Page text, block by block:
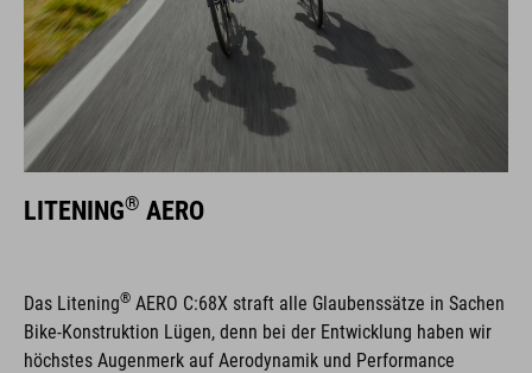
LITENING® AERO
Das Litening® AERO C:68X straft alle Glaubenssätze in Sachen
Bike-Konstruktion Lügen, denn bei der Entwicklung haben wir
höchstes Augenmerk auf Aerodynamik und Performance